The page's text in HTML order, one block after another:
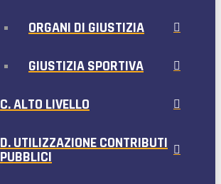
ORGANI DI GIUSTIZIA
GIUSTIZIA SPORTIVA
C. ALTO LIVELLO
D. UTILIZZAZIONE CONTRIBUTI
PUBBLICI